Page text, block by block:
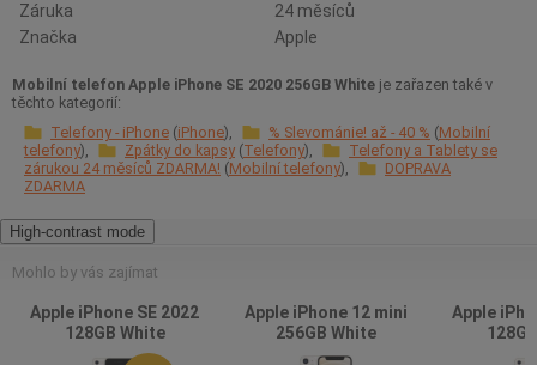
Záruka
24 měsíců
Značka
Apple
Mobilní telefon Apple iPhone SE 2020 256GB White je zařazen také v
těchto kategorií:
Telefony - iPhone iPhone % Slevománie! až - 40 % Mobilní
telefony
Zpátky do kapsy Telefony
Telefony a Tablety se
zárukou 24 měsíců ZDARMA! Mobilní telefony
DOPRAVA
ZDARMA
High-contrast mode
Mohlo by vás zajímat
Apple iPhone SE 2022
128GB White
Apple iPhone 12 mini
256GB White
Apple